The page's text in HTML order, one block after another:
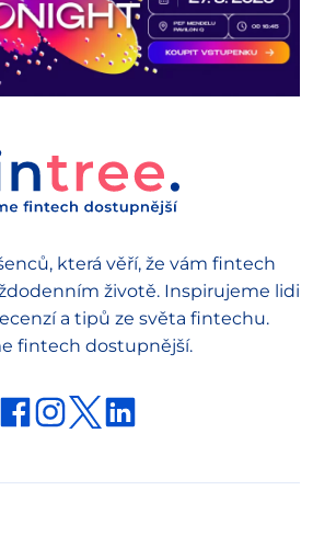
která věří, že vám fintech
životě. Inspirujeme lidi
a tipů ze světa fintechu.
fintech dostupnější.